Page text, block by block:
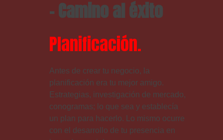
Planificación.
Antes de crear tu negocio, la
planificación era tu mejor amigo.
Estrategias, investigación de mercado,
conogramas; lo que sea y establecía
un plan para hacerlo. Lo mismo ocurre
con el desarrollo de tu presencia en